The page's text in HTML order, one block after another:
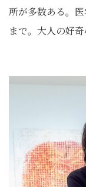
所が多数ある。
まで。大人の好奇